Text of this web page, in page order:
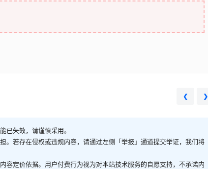
❮ ❯
已失效，请谨慎采用。
。若存在侵权或违规内容，请通过左侧「举报」通道提交举证，我们将
容定价依据。用户付费行为视为对本站技术服务的自愿支持，不承诺内